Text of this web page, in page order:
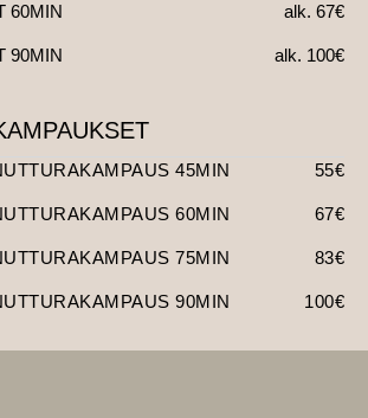
60MIN alk. 67€
90MIN alk. 100€
45MIN 55€
60MIN 67€
75MIN 83€
90MIN 100€